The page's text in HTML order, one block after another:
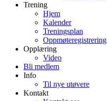
Trening
Hjem
Kalender
Treningsplan
Oppmøteregistrering
Opplæring
Video
Bli medlem
Info
Til nye utøvere
Kontakt